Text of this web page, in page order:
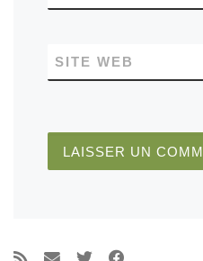
SITE WEB